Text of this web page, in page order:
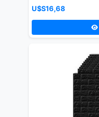
U$S16,68